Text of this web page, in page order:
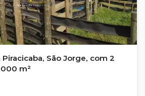
São Jorge, com 2
m²